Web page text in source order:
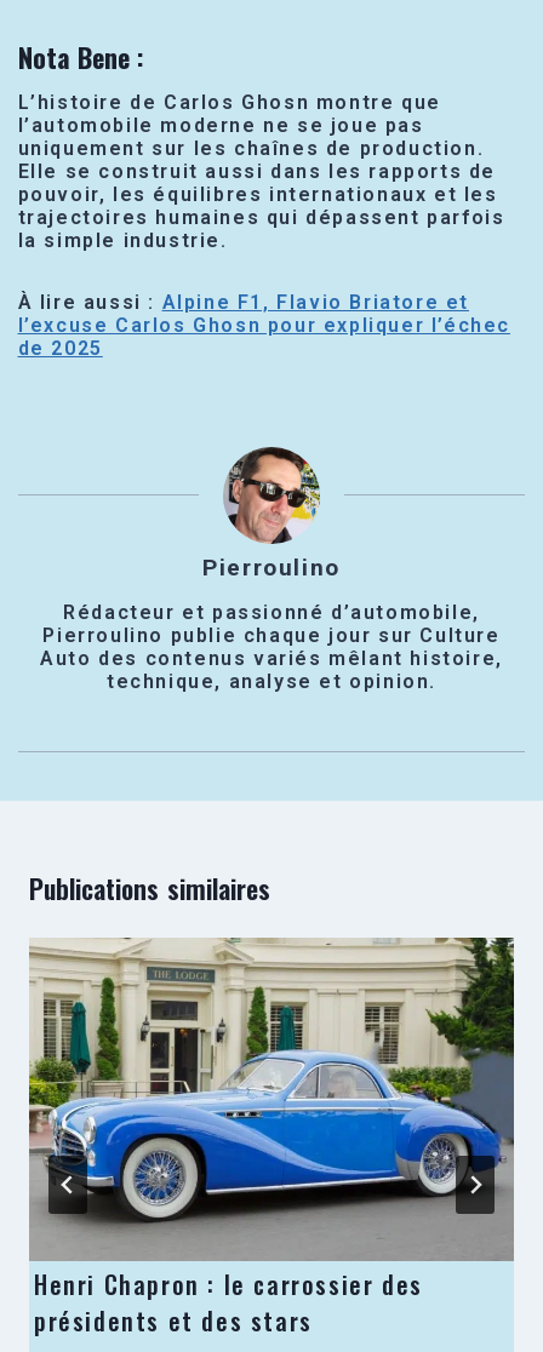
Nota Bene :
L’histoire de Carlos Ghosn montre que
l’automobile moderne ne se joue pas
uniquement sur les chaînes de production.
Elle se construit aussi dans les rapports de
pouvoir, les équilibres internationaux et les
trajectoires humaines qui dépassent parfois
la simple industrie.
À lire aussi : Alpine F1, Flavio Briatore et
l’excuse Carlos Ghosn pour expliquer l’échec
de 2025
Pierroulino
Rédacteur et passionné d’automobile,
Pierroulino publie chaque jour sur Culture
Auto des contenus variés mêlant histoire,
technique, analyse et opinion.
Publications similaires
Henri Chapron : le carrossier des
présidents et des stars